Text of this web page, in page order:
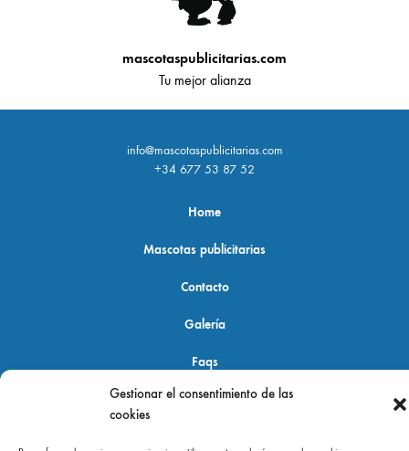
Gestionar el consentimiento de las
cookies
mascotaspublicitarias.com
Tu mejor alianza
info@mascotaspublicitarias.com
+34 677 53 87 52
Home
Mascotas publicitarias
Contacto
Galería
Faqs